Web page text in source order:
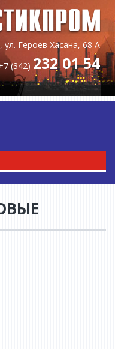
ул. Героев Хасана, 68 А
(342) 232 01 54